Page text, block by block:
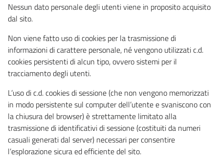
Nessun dato personale degli utenti viene in proposito acquisito
dal sito.
Non viene fatto uso di cookies per la trasmissione di
informazioni di carattere personale, né vengono utilizzati c.d.
cookies persistenti di alcun tipo, ovvero sistemi per il
tracciamento degli utenti.
L’uso di c.d. cookies di sessione (che non vengono memorizzati
in modo persistente sul computer dell’utente e svaniscono con
la chiusura del browser) è strettamente limitato alla
trasmissione di identificativi di sessione (costituiti da numeri
casuali generati dal server) necessari per consentire
l’esplorazione sicura ed efficiente del sito.